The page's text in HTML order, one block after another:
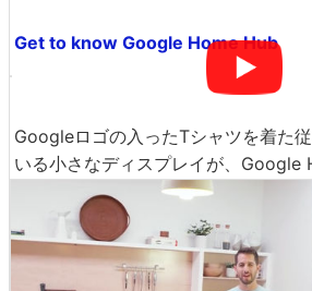
Get to know Google Home Hub
Googleロゴの入ったTシャツを着た
いる小さなディスプレイが、Google